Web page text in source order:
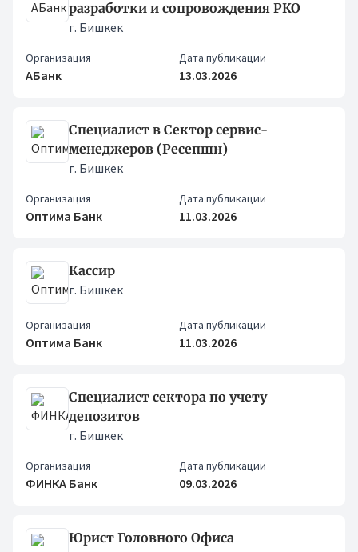
разработки и сопровождения РКО
г. Бишкек
Организация
АБанк
Дата публикации
13.03.2026
Специалист в Сектор сервис-
менеджеров (Ресепшн)
г. Бишкек
Организация
Оптима Банк
Дата публикации
11.03.2026
Кассир
г. Бишкек
Организация
Оптима Банк
Дата публикации
11.03.2026
Специалист сектора по учету
депозитов
г. Бишкек
Организация
ФИНКА Банк
Дата публикации
09.03.2026
Юрист Головного Офиса